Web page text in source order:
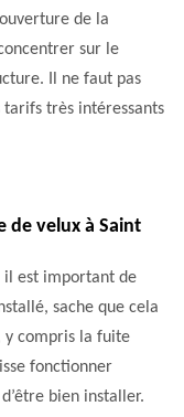
de la
sur le
Il ne faut pas
tarifs très intéressants
de velux à Saint
il est important de
sache que cela
y compris la fuite
fonctionner
bien installer.